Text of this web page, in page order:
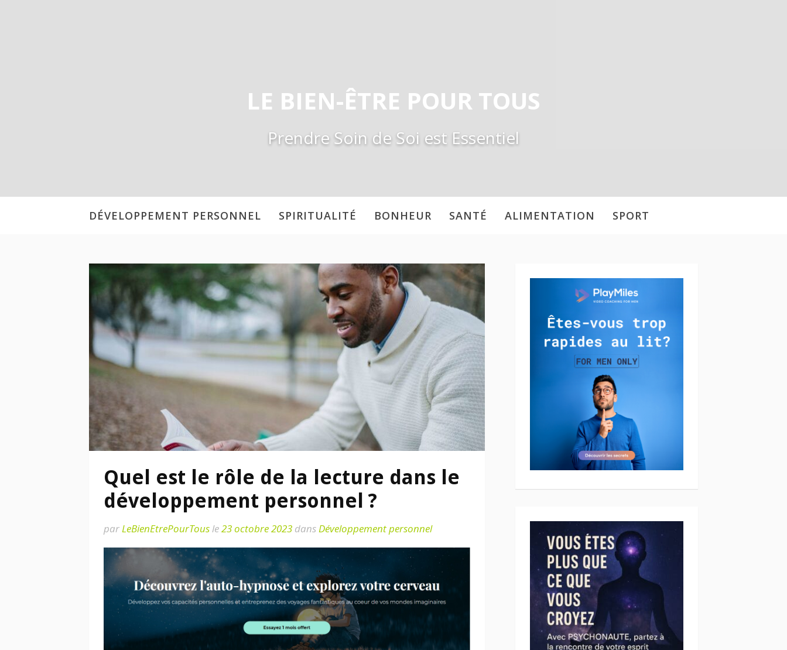
LE BIEN-ÊTRE POUR TOUS
Prendre Soin de Soi est Essentiel
DÉVELOPPEMENT PERSONNEL SPIRITUALITÉ BONHEUR SANTÉ ALIMENTATION SPORT
Quel est le rôle de la lecture dans le
développement personnel ?
parLeBienEtrePourTousle23 octobre 2023 dansDéveloppement personnel